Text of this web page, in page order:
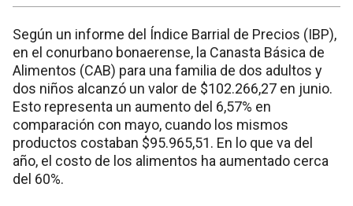
Según un informe del Índice Barrial de Precios (IBP),
en el conurbano bonaerense, la Canasta Básica de
Alimentos (CAB) para una familia de dos adultos y
dos niños alcanzó un valor de $102.266,27 en junio.
Esto representa un aumento del 6,57% en
comparación con mayo, cuando los mismos
productos costaban $95.965,51. En lo que va del
año, el costo de los alimentos ha aumentado cerca
del 60%.